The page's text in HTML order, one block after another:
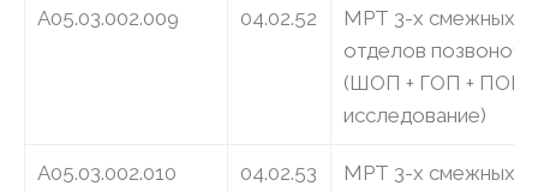
A05.03.002.009 04.02.52
МРТ 3-х смежных
отделов
(ШОП + ГОП + ПОП)
исследование)
A05.03.002.010 04.02.53
МРТ 3-х смежных